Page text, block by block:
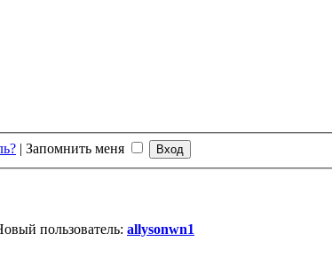
| Запомнить меня
пользователь: allysonwn1